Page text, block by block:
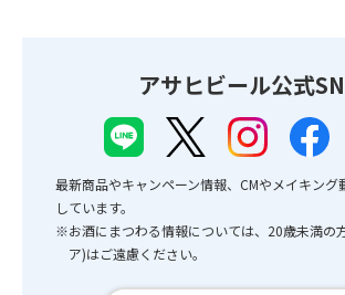
アサヒビール公式
最新商品やキャンペーン情報、CMやメイキング
しています。
※お酒にまつわる情報については、20歳未満の
ア)はご遠慮ください。